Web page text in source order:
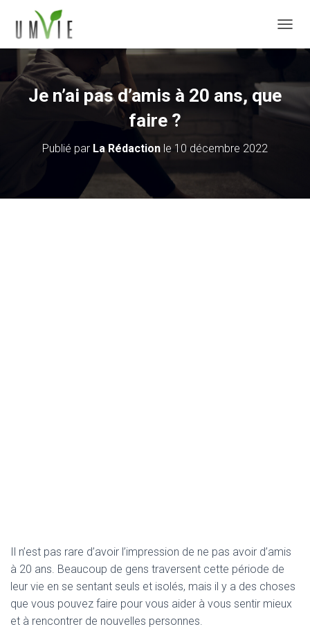
Je n’ai pas d’amis à 20 ans, que
faire ?
Publié par La Rédaction le 10 décembre 2022
Il n’est pas rare d’avoir l’impression de ne pas avoir d’amis
à 20 ans. Beaucoup de gens traversent cette période de
leur vie en se sentant seuls et isolés, mais il y a des choses
que vous pouvez faire pour vous aider à vous sentir mieux
et à rencontrer de nouvelles personnes.